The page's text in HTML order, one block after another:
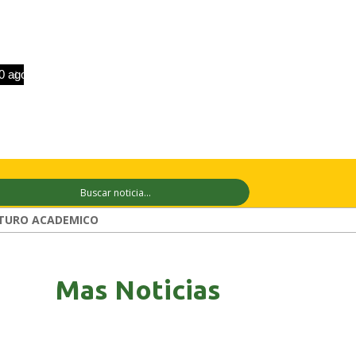
ACADEMICO
Mas Noticias